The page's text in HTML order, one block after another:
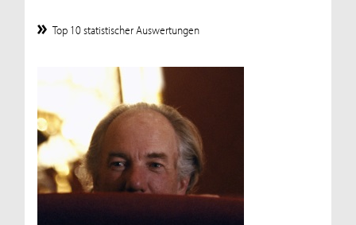
Top 10 statistischer Auswertungen